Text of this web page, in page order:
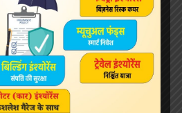
सुनवाई कर रही थी, जिसमें खाने की चीजों में
पर रोक लगाए जाने के निर्देश देने की
आने वाले एग्रीकल्चरल प्रॉडक्ट्स में।